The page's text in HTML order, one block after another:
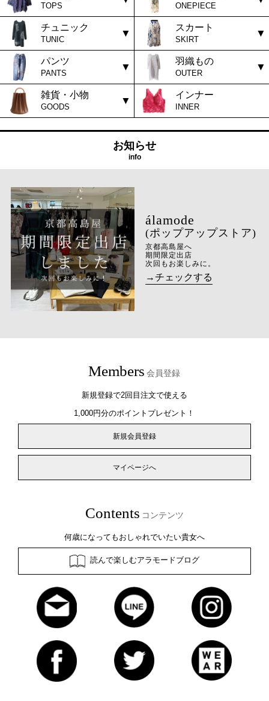
TOPS ONEPIECE
チュニック
TUNIC
スカート
SKIRT
パンツ
PANTS
羽織もの
OUTER
雑貨・小物
GOODS
インナー
INNER
お知らせ
info
(ポップアップストア)
京都高島屋へ
期間限定出店
次回もお楽しみに。
→チェックする
Members 会員登録
新規登録で2回目注文で使える
1,000円分のポイントプレゼント！
新規会員登録
マイページへ
Contents コンテンツ
何歳になってもおしゃれでいたい貴女へ
読んで楽しむアラモードブログ